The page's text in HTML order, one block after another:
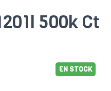
500k Ct
EN STOCK